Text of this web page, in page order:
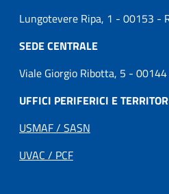
Lungotevere Ripa, 1 - 00153 -
SEDE CENTRALE
Viale Giorgio Ribotta, 5 -
UFFICI PERIFERICI E
USMAF / SASN
UVAC / PCF